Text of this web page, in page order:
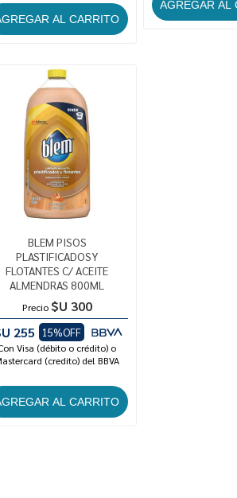
BLEM PISOS
PLASTIFICADOSY
FLOTANTES C/ ACEITE
ALMENDRAS 800ML
Precio $U 300
255
15%OFF
Visa (débito o crédito) o
(credito) del BBVA